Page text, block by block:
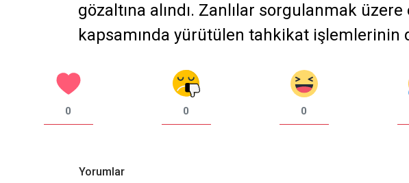
gözaltına alındı. Zanlılar sorgulanmak
kapsamında yürütülen tahkikat işlemlerinin
0 0 0
Yorumlar